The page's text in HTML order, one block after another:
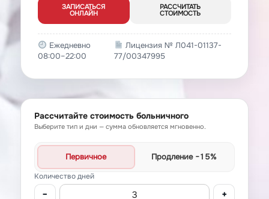
ЗАПИСАТЬСЯ
ОНЛАЙН
РАССЧИТАТЬ
СТОИМОСТЬ
Ежедневно
08:00–22:00
Лицензия № Л041-01137-
77/00347995
Рассчитайте стоимость больничного
Выберите тип и дни — сумма обновляется мгновенно.
Первичное Продление −15%
Количество дней
− +